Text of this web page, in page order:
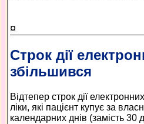
¤
Строк дії
збільшився
Відтепер строк дії
ліки, які пацієнт купує за
календарних днів (замість 30